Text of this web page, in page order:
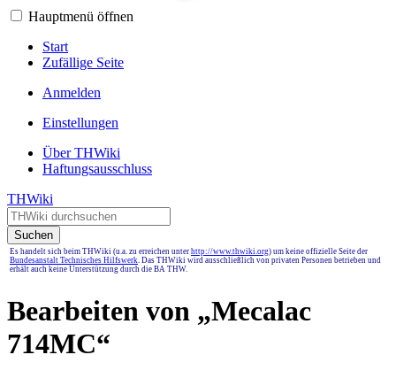
Hauptmenü öffnen
Start
Zufällige Seite
Anmelden
Einstellungen
Über THWiki
Haftungsausschluss
THWiki
Suchen
Es handelt sich beim THWiki (u.a. zu erreichen unter http://www.thwiki.org) um keine offizielle Seite der
Bundesanstalt Technisches Hilfswerk. Das THWiki wird ausschließlich von privaten Personen betrieben und
erhält auch keine Unterstützung durch die BA THW.
Bearbeiten von „Mecalac
714MC“